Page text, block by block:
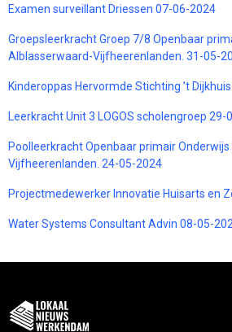
Examen surveillant Driessen 07-06-2024
Groepsleerkracht Groep 7/8 Openbaar
Alblasserwaard-Vijfheerenlanden. 31-05-
Kinderoppas Hervormde Stichting ’t
Leerkracht Unit 3 LOGOS scholengroep 29-
Poolleerkracht Openbaar primair
Vijfheerenlanden. 24-05-2024
Projectmedewerker Innovatie Huisarts en
Water Systems Consultant Advin 08-05-